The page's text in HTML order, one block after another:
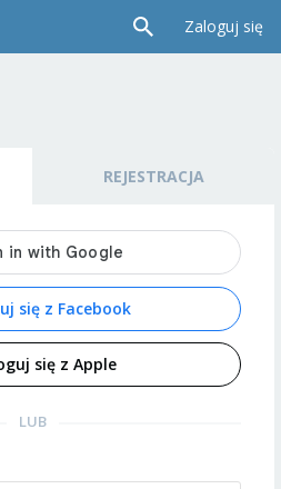
Zaloguj się
REJESTRACJA
się z Facebook
się z Apple
LUB